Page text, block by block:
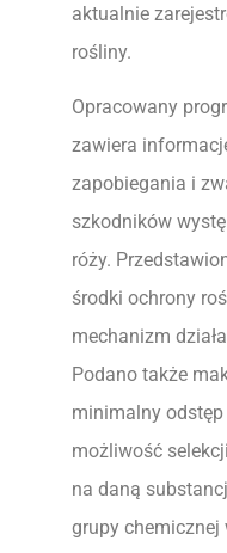
aktualnie
rośliny.
Opracowany
zawiera
zapobiegania i
szkodników
róży.
środki ochrony
mechanizm
Podano także
minimalny
możliwość
na daną
grupy